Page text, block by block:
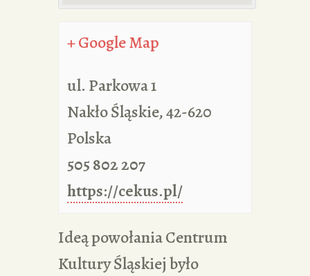
+ Google Map
ul. Parkowa 1
Nakło Śląskie,42-620
Polska
505 802 207
https://cekus.pl/
Ideą powołania Centrum
Kultury Śląskiej było